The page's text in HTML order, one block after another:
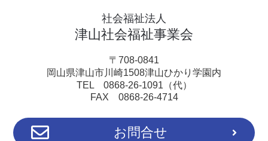
社会福祉法人
津山社会福祉事業会
〒708-0841
岡山県津山市川崎1508津山ひかり学園内
TEL 0868-26-1091（代）
FAX 0868-26-4714
お問合せ